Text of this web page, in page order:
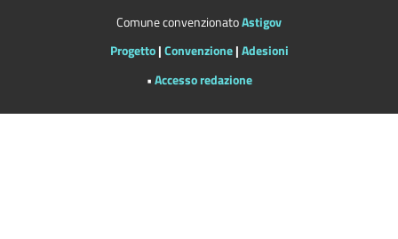
Comune convenzionatoAstigov
Progetto|Convenzione|Adesioni
•Accesso redazione